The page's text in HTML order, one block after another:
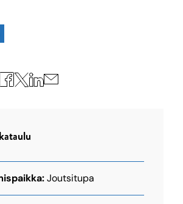
Jaa
Facebookissa
Jaa
X:ssä
Jaa
LinkedInissä
Jaa
sähköpostilla
Joutsitupa